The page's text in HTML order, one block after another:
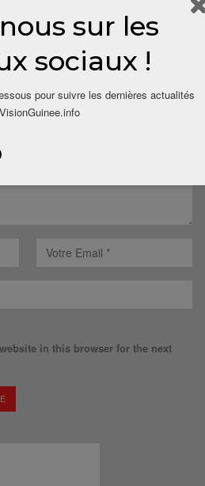
in this browser for the next
sur les
sociaux !
pour suivre les dernières actualités